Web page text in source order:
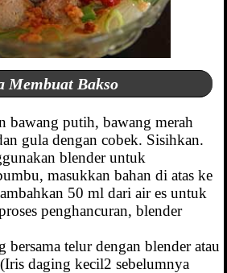
Membuat Bakso
bawang putih, bawang merah
gula dengan cobek. Sisihkan.
blender untuk
masukkan bahan di atas ke
50 ml dari air es untuk
penghancuran, blender
bersama telur dengan blender atau
daging kecil2 sebelumnya